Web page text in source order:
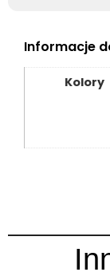
Informacje
Kolory